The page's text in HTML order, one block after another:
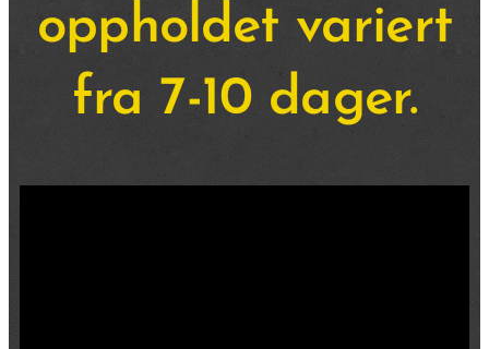
oppholdet variert
fra 7-10 dager.